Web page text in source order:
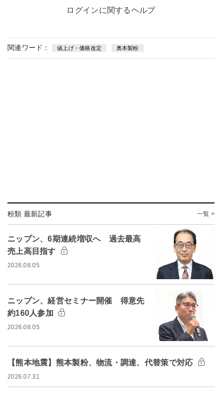
ログインに関するヘルプ
関連ワード： 値上げ・価格改定 奥本製粉
粉類 最新記事 一覧 >
ニップン、6期連続増収へ 過去最高
売上高目指す
2026.08.05
ニップン、経営セミナー開催 得意先
約160人参加
2026.08.05
【熊本地震】熊本製粉、物流・調達、代替策で対応
2026.07.31